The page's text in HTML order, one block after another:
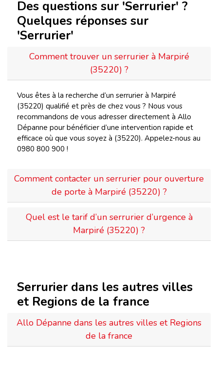
Des questions sur 'Serrurier' ?
Quelques réponses sur
'Serrurier'
Comment trouver un serrurier à Marpiré
(35220) ?
Vous êtes à la recherche d’un serrurier à Marpiré
(35220) qualifié et près de chez vous ? Nous vous
recommandons de vous adresser directement à Allo
Dépanne pour bénéficier d’une intervention rapide et
efficace où que vous soyez à (35220). Appelez-nous au
0980 800 900 !
Comment contacter un serrurier pour ouverture
de porte à Marpiré (35220) ?
Quel est le tarif d’un serrurier d’urgence à
Marpiré (35220) ?
Serrurier dans les autres villes
et Regions de la france
Allo Dépanne dans les autres villes et Regions
de la france